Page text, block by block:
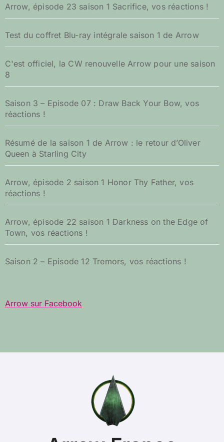
Arrow, épisode 23 saison 1 Sacrifice, vos réactions !
Test du coffret Blu-ray intégrale saison 1 de Arrow
C'est officiel, la CW renouvelle Arrow pour une saison
8
Saison 3 – Episode 07 : Draw Back Your Bow, vos
réactions !
Résumé de la saison 1 de Arrow : le retour d’Oliver
Queen à Starling City
Arrow, épisode 2 saison 1 Honor Thy Father, vos
réactions !
Arrow, épisode 22 saison 1 Darkness on the Edge of
Town, vos réactions !
Saison 2 – Episode 12 Tremors, vos réactions !
Arrow sur Facebook